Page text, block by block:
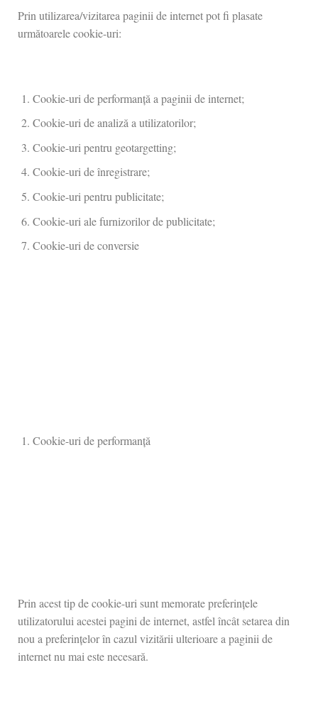
Prin utilizarea/vizitarea paginii de internet pot fi plasate
următoarele cookie-uri:
Cookie-uri de performanță a paginii de internet;
Cookie-uri de analiză a utilizatorilor;
Cookie-uri pentru geotargetting;
Cookie-uri de înregistrare;
Cookie-uri pentru publicitate;
Cookie-uri ale furnizorilor de publicitate;
Cookie-uri de conversie
Cookie-uri de performanță
Prin acest tip de cookie-uri sunt memorate preferințele
utilizatorului acestei pagini de internet, astfel încât setarea din
nou a preferințelor în cazul vizitării ulterioare a paginii de
internet nu mai este necesară.